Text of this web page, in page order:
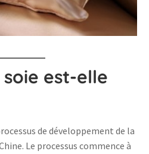
est-elle
de développement de la
Le processus commence à